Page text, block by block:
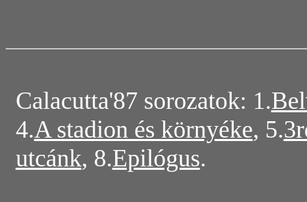
Calacutta'87 sorozatok: 1.
4.A stadion és környéke, 5.
utcánk, 8.Epilógus.